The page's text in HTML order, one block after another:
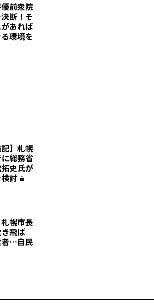
優前衆院
断！そ
あれば
環境を
記】札幌
総務省
史氏が
討
幌市長
飛ば
者…自民